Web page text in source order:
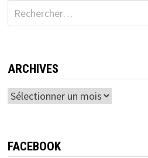
Rechercher :
ARCHIVES
Archives
FACEBOOK